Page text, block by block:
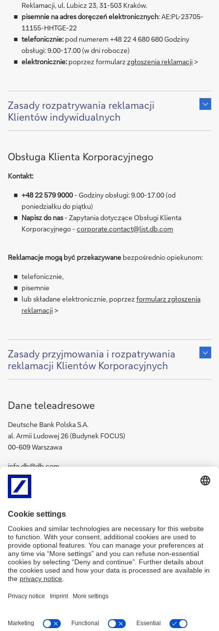
Reklamacji, ul. Lubicz 23, 31-503 Kraków.
pisemnie na adres doręczeń elektronicznych: AE:PL-23705-
11155-HHTGE-22
telefonicznie:pod numerem +48 22 4 680 680 Godziny
obsługi: 9.00-17.00 (w dni robocze)
elektronicznie:poprzez formularzzgłoszenia reklamacji>
Show
content
of
Zasady rozpatrywania reklamacji
Klientów indywidualnych
Obsługa Klienta Korporacyjnego
Kontakt:
+48 22 579 9000- Godziny obsługi: 9.00-17.00 (od
poniedziałku do piątku)
Napisz do nas- Zapytania dotyczące Obsługi Klienta
Korporacyjnego - corporate.contact@list.db.com
Reklamacje mogą być przekazywane bezpośrednio opiekunom:
telefonicznie,
pisemnie
lub składane elektronicznie, poprzezformularz zgłoszenia
reklamacji>
Show
content
of
Zasady przyjmowania i rozpatrywania
reklamacji Klientów Korporacyjnych
Dane teleadresowe
Deutsche Bank Polska S.A.
al. Armii Ludowej 26 (Budynek FOCUS)
00-609 Warszawa
info.db@db.com
Kontakt dla mediów
Rzecznik Prasowy
Katarzyna Terej
rzecznik.prasowy@db.com
+48 602 214 353
Deutsche Bank Polska
S.A.
al. Armii Ludowej 26
00-609 Warszawa